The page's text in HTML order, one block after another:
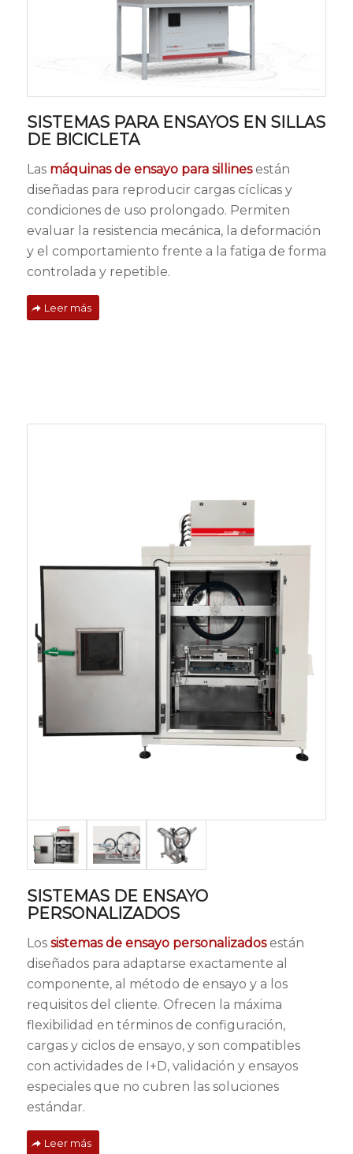
SISTEMAS PARA ENSAYOS EN SILLAS
DE BICICLETA
Las máquinas de ensayo para sillines están
diseñadas para reproducir cargas cíclicas y
condiciones de uso prolongado. Permiten
evaluar la resistencia mecánica, la deformación
y el comportamiento frente a la fatiga de forma
controlada y repetible.
Leer más
SISTEMAS DE ENSAYO
PERSONALIZADOS
Los sistemas de ensayo personalizadosestán
diseñados para adaptarse exactamente al
componente, al método de ensayo y a los
requisitos del cliente. Ofrecen la máxima
flexibilidad en términos de configuración,
cargas y ciclos de ensayo, y son compatibles
con actividades de I+D, validación y ensayos
especiales que no cubren las soluciones
estándar.
Leer más